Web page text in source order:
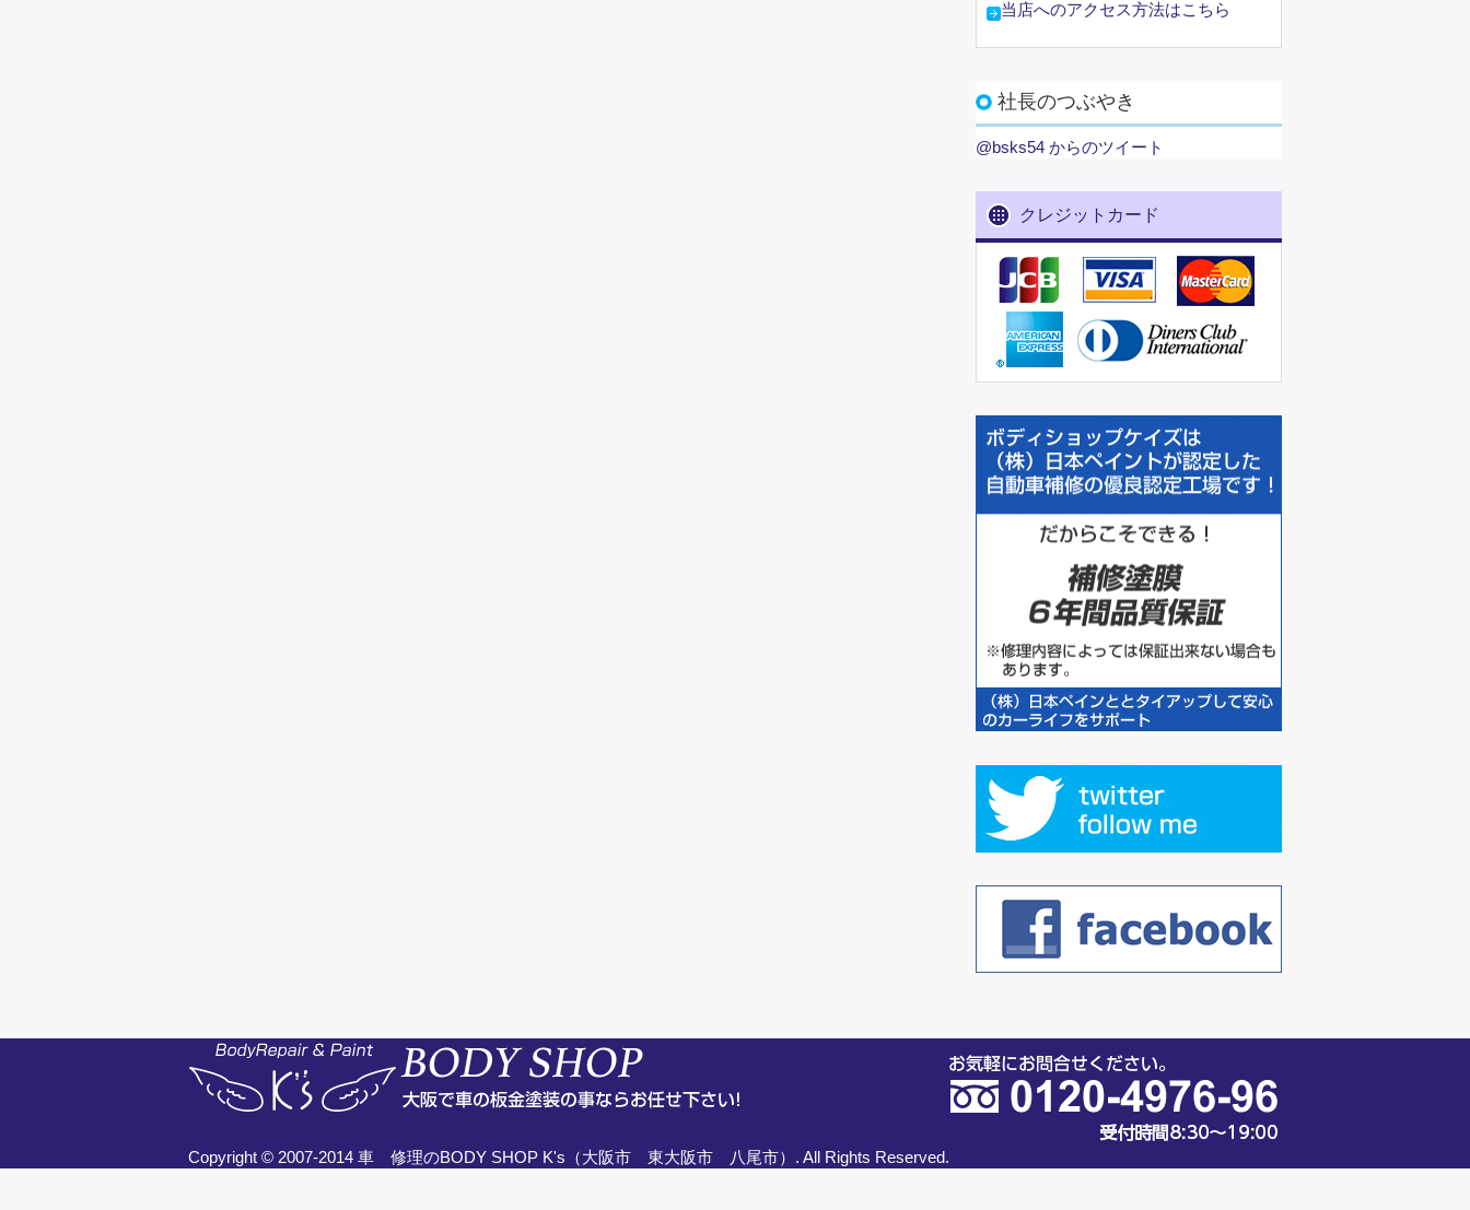
当店へのアクセス方法はこちら
社長のつぶやき
@bsks54 からのツイート
クレジットカード
Copyright © 2007-2014 車 修理のBODY SHOP K's（大阪市 東大阪市 八尾市）. All Rights Reserved.